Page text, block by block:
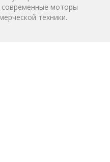
современные моторы
техники.